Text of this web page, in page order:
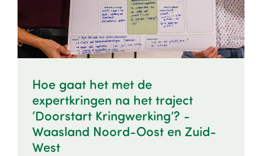
Hoe gaat het met de
expertkringen na het traject
‘Doorstart Kringwerking’? -
Waasland Noord-Oost en Zuid-
West